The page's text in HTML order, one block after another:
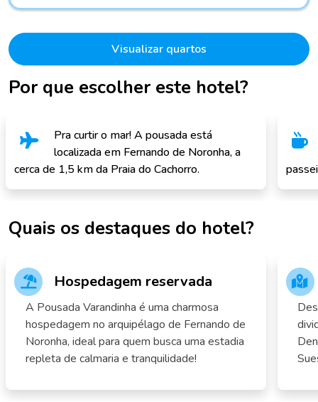
Por que escolher este hotel?
Pra curtir o mar! A pousada está
localizada em Fernando de Noronha, a
cerca de 1,5 km da Praia do Cachorro.
Visualizar quartos
Quais os destaques do hotel?
Hospedagem reservada
A Pousada Varandinha é uma charmosa
hospedagem no arquipélago de Fernando de
Noronha, ideal para quem busca uma estadia
repleta de calmaria e tranquilidade!